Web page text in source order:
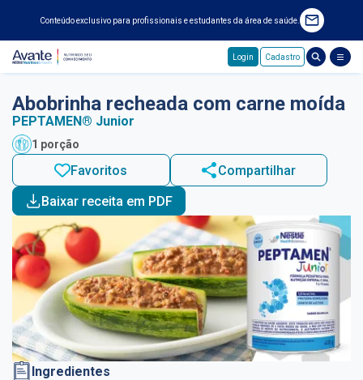
Conteúdo exclusivo para profissionais e estudantes da área de saúde.
Login Cadastro
Abobrinha recheada com carne moída
PEPTAMEN® Junior
1 porção
Favoritos
Compartilhar
Baixar receita em PDF
Ingredientes